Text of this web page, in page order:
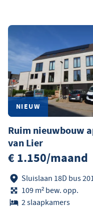
NIEUW
Ruim nieuwbouw
van Lier
€ 1.150/maand
Sluislaan 18D bus
109 m² bew. opp.
2 slaapkamers